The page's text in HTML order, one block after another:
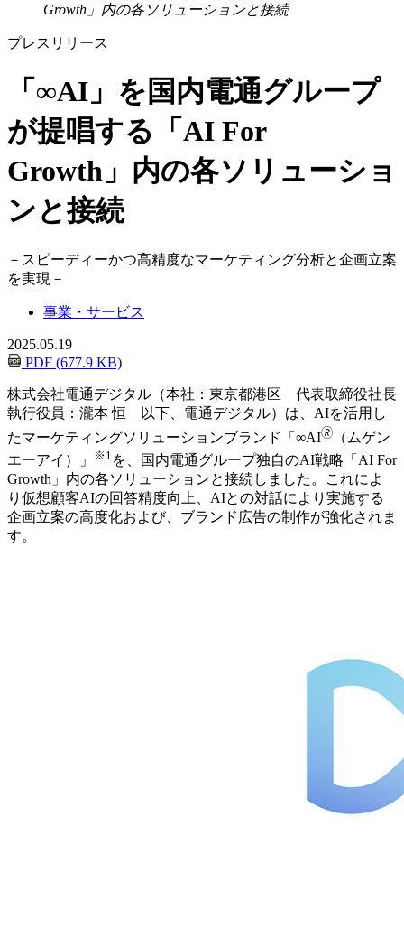
Growth」内の各ソリューションと接続
プレスリリース
「∞AI」を国内電通グループ
が提唱する「AI For
Growth」内の各ソリューショ
ンと接続
－ スピーディーかつ高精度なマーケティング分析と企画立案
を実現 －
事業・サービス
2025.05.19
PDF (677.9 KB)
株式会社電通デジタル（本社：東京都港区 代表取締役社長
執行役員：瀧本 恒 以下、電通デジタル）は、AIを活用し
たマーケティングソリューションブランド「∞AI🄬 （ムゲン
エーアイ）」
※1 を、国内電通グループ独自のAI戦略「AI For
Growth」内の各ソリューションと接続しました。これによ
り仮想顧客AIの回答精度向上、AIとの対話により実施する
企画立案の高度化および、ブランド広告の制作が強化されま
す。